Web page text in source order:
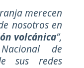
merecen
nosotros en
volcánica”,
de
sus redes